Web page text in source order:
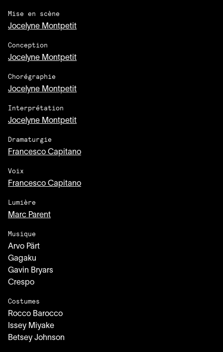
Mise en scène
Jocelyne Montpetit
Conception
Jocelyne Montpetit
Chorégraphie
Jocelyne Montpetit
Interprétation
Jocelyne Montpetit
Dramaturgie
Francesco Capitano
Voix
Francesco Capitano
Lumière
Marc Parent
Musique
Arvo Pärt
Gagaku
Gavin Bryars
Crespo
Costumes
Rocco Barocco
Issey Miyake
Betsey Johnson